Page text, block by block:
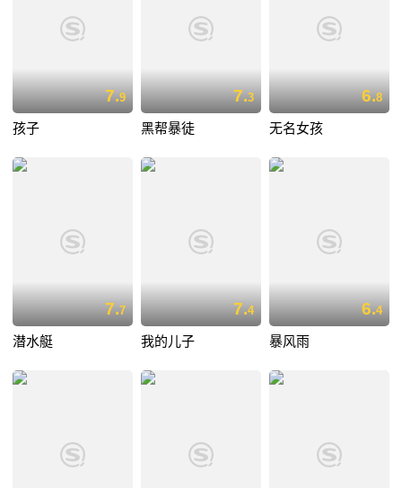
7.9
孩子
7.3
黑帮暴徒
6.8
无名女孩
7.7
潜水艇
7.4
我的儿子
6.4
暴风雨